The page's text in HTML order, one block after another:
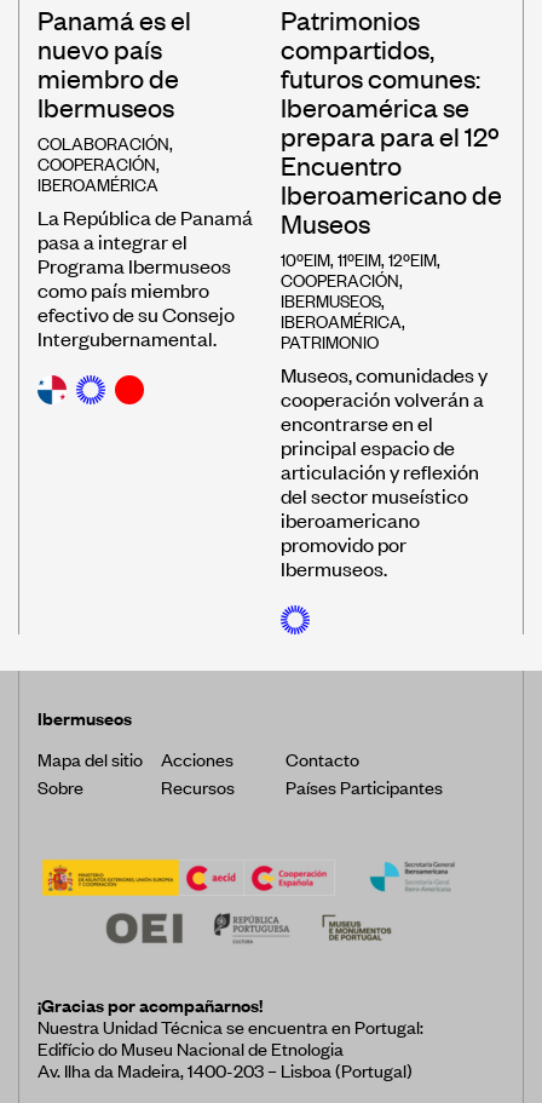
Panamá es el
nuevo país
miembro de
Ibermuseos
COLABORACIÓN,
COOPERACIÓN,
IBEROAMÉRICA
La República de Panamá
pasa a integrar el
Programa Ibermuseos
como país miembro
efectivo de su Consejo
Intergubernamental.
Patrimonios
compartidos,
futuros comunes:
Iberoamérica se
prepara para el 12º
Encuentro
Iberoamericano de
Museos
10ºEIM,11ºEIM,12ºEIM,
COOPERACIÓN,
IBERMUSEOS,
IBEROAMÉRICA,
PATRIMONIO
Museos, comunidades y
cooperación volverán a
encontrarse en el
principal espacio de
articulación y reflexión
del sector museístico
iberoamericano
promovido por
Ibermuseos.
Ibermuseos
Mapa del sitio
Acciones
Contacto
Sobre
Recursos Países Participantes
¡Gracias por acompañarnos!
Nuestra Unidad Técnica se encuentra en Portugal:
Edifício do Museu Nacional de Etnologia
Av. Ilha da Madeira, 1400-203 – Lisboa (Portugal)